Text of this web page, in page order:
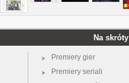
Na skróty
Premiery gier
Premiery seriali